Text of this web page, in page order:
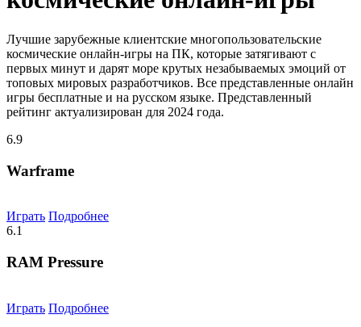
Лучшие зарубежные клиентские многопользовательские
космические онлайн-игры на ПК, которые затягивают с
первых минут и дарят море крутых незабываемых эмоций от
топовых мировых разработчиков. Все представленные онлайн
игры бесплатные и на русском языке. Представленный
рейтинг актуализирован для 2024 года.
6.9
Warframe
Играть Подробнее
6.1
RAM Pressure
Играть Подробнее